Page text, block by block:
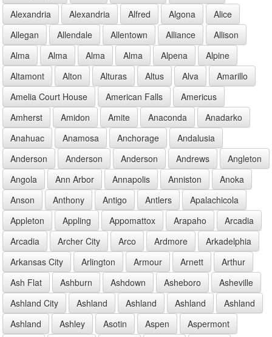
Alexandria
Alexandria Alfred Algona
Alice
Allegan
Allendale Allentown Alliance
Allison
Alma
Alma Alma Alma Alpena
Alpine
Altamont
Alton Alturas Altus Alva
Amarillo
Amelia Court House
American Falls
Americus
Amherst
Amidon Amite Anaconda
Anadarko
Anahuac
Anamosa Anchorage
Andalusia
Anderson
Anderson Anderson Andrews
Angleton
Angola
Ann Arbor Annapolis Anniston
Anoka
Anson
Anthony Antigo Antlers
Apalachicola
Appleton
Appling Appomattox Arapaho
Arcadia
Arcadia
Archer City Arco Ardmore
Arkadelphia
Arkansas City
Arlington Armour Arnett
Arthur
Ash Flat
Ashburn Ashdown Asheboro
Asheville
Ashland City
Ashland Ashland Ashland
Ashland
Ashland
Ashley Asotin Aspen
Aspermont